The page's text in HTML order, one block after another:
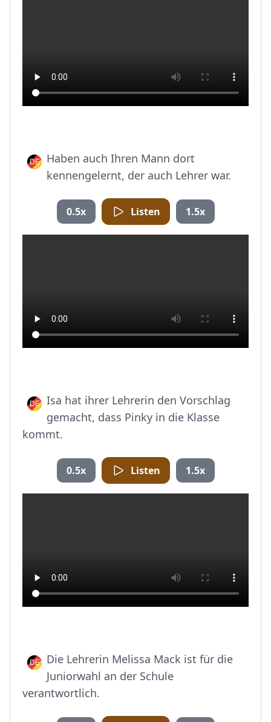
Haben auch Ihren Mann dort
kennengelernt, der auch Lehrer war.
0.5x Listen 1.5x
Isa hat ihrer Lehrerin den Vorschlag
gemacht, dass Pinky in die Klasse
kommt.
0.5x Listen 1.5x
Die Lehrerin Melissa Mack ist für die
Juniorwahl an der Schule
verantwortlich.